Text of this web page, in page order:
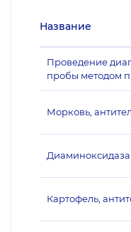
Название
Проведение
пробы методом
Морковь,
Диаминоксидаза
Картофель,